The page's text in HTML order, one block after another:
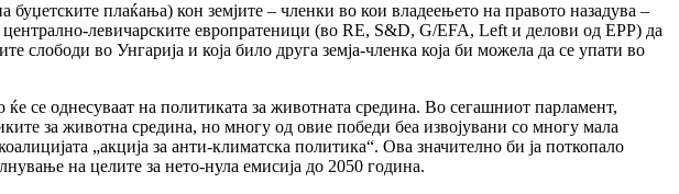
плаќања) кон земјите – членки во кои владеењето на правото назадува –
левичарските европратеници (во RE, S&D, G/EFA, Left и делови од EPP) да
слободи во Унгарија и која било друга земја-членка која би можела да се упати во
се однесуваат на политиката за животната средина. Во сегашниот парламент,
за животна средина, но многу од овие победи беа извојувани со многу мала
„акција за анти-климатска политика“. Ова значително би ја поткопало
на целите за нето-нула емисија до 2050 година.